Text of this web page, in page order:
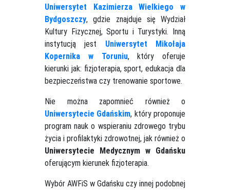
Uniwersytet Kazimierza Wielkiego w
Bydgoszczy, gdzie znajduje się Wydział
Kultury Fizycznej, Sportu i Turystyki. Inną
instytucją jest Uniwersytet Mikołaja
Kopernika w Toruniu, który oferuje
kierunki jak: fizjoterapia, sport, edukacja dla
bezpieczeństwa czy trenowanie sportowe.
Nie można zapomnieć również o
Uniwersytecie Gdańskim, który proponuje
program nauk o wspieraniu zdrowego trybu
życia i profilaktyki zdrowotnej, jak również o
Uniwersytecie Medycznym w Gdańsku
oferującym kierunek fizjoterapia.
Wybór AWFiS w Gdańsku czy innej podobnej